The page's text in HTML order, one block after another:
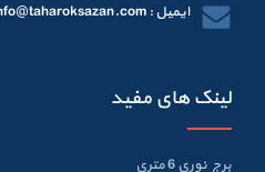
ایمیل : info@taharoksazan.com
لینک های مفید
برج نوری 6 متری